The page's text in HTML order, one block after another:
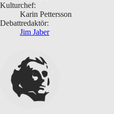
Kulturchef:
Karin Pettersson
Debattredaktör:
Jim Jaber